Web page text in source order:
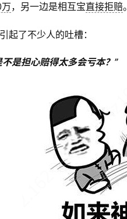
，另一边是相互宝直接拒赔。
了不少人的吐槽：
是担心赔得太多会亏本？”